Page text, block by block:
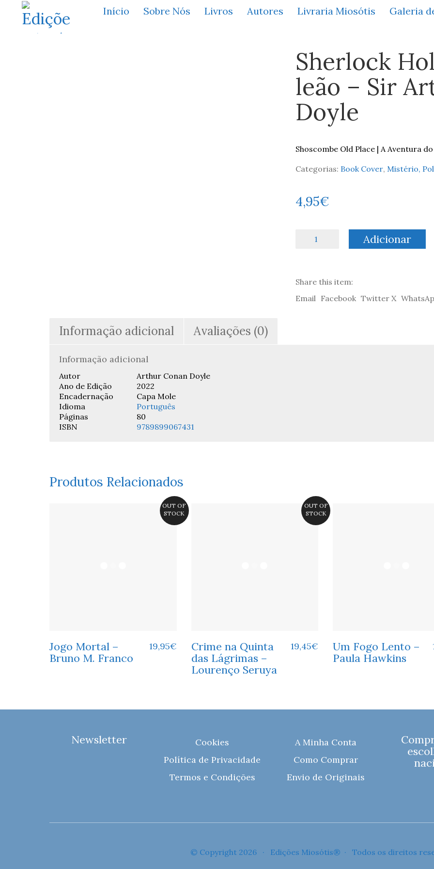
Início Sobre Nós Livros Autores Livraria Miosótis Galeria
Sherlock
leão – Sir
Doyle
Shoscombe Old Place | A Aventura
Categorias: Book Cover, Mistério,
4,95€
juba
do
Adicionar
Share this item:
Email Facebook Twitter X
Informação adicional Avaliações (0)
Informação adicional
Autor
Arthur Conan Doyle
Ano de Edição
2022
Encadernação
Capa Mole
Idioma
Português
Páginas
80
ISBN
9789899067431
Produtos Relacionados
OUT OF
STOCK
Jogo Mortal –
Bruno M. Franco
19,95€
OUT OF
STOCK
Crime na Quinta
das Lágrimas –
Lourenço Seruya
19,45€
Um Fogo Lento –
Paula Hawkins
Newsletter
Cookies
Política de Privacidade
Termos e Condições
A Minha Conta
Como Comprar
Envio de Originais
© Copyright 2026 · Edições Miosótis® · Todos os direitos